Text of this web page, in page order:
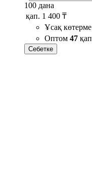
100 дана
қап. 1 400 ₸
Ұсақ
Оптом 47
Себетке